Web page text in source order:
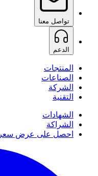
تواصل معنا
الدعم
المنتجات
الصناعات
الشركة
التقنية
الشهادات
الشراكة
احصل على عرض سعر